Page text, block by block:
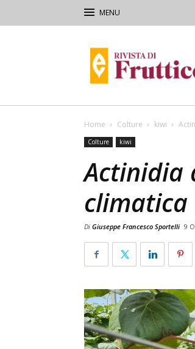
di
Frutticoltura
Home Colture kiwi
Colture kiwi
Actinidia
climatica
Di Giuseppe Francesco Sportelli 9